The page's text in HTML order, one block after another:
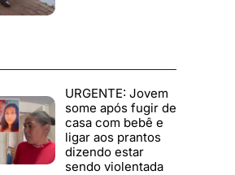
URGENTE: Jovem
some após fugir de
casa com bebê e
ligar aos prantos
dizendo estar
sendo violentada